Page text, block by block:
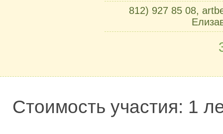
812) 927 85 08,
Стоимость участия: 1